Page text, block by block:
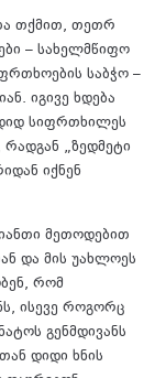
თქმით, თეთრ
– სახელმწიფო
საბჭო –
იგივე ხდება
სიფრთხილეს
„ზედმეტი
იქნენ
მეთოდებით
და მის უახლოეს
რომ
ისევე როგორც
გენმდივანს
დიდი ხნის